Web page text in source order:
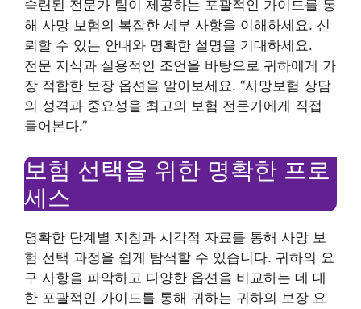
숙련된 전문가 팀이 제공하는 포괄적인 가이드를 통
해 사망 보험의 복잡한 세부 사항을 이해하세요. 신
뢰할 수 있는 안내와 명확한 설명을 기대하세요.
전문 지식과 실용적인 조언을 바탕으로 귀하에게 가
장 적합한 보장 옵션을 알아보세요. “사망보험 상담
의 성격과 중요성을 최고의 보험 전문가에게 직접
들어본다.”
보험 선택을 위한 명확한 프로
세스
명확한 단계별 지침과 시각적 자료를 통해 사망 보
험 선택 과정을 쉽게 탐색할 수 있습니다. 귀하의 요
구 사항을 파악하고 다양한 옵션을 비교하는 데 대
한 포괄적인 가이드를 통해 귀하는 귀하의 보장 요